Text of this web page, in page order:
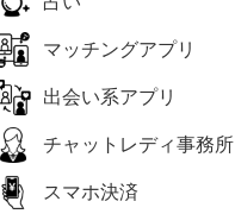
マッチングアプリ
出会い系アプリ
チャットレディ事務所
スマホ決済